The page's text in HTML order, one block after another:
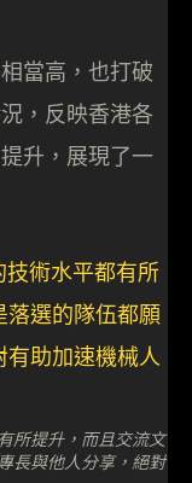
當高，也打破
，反映香港各
升，展現了一
所提升，而且交流文
長與他人分享，絕對